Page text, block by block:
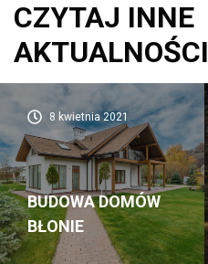
CZYTAJ INNE
AKTUALNOŚCI
8 kwietnia 2021
BUDOWA DOMÓW
BŁONIE